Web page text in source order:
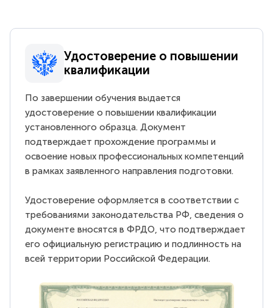
Удостоверение о повышении
квалификации
По завершении обучения выдается
удостоверение о повышении квалификации
установленного образца. Документ
подтверждает прохождение программы и
освоение новых профессиональных компетенций
в рамках заявленного направления подготовки.
Удостоверение оформляется в соответствии с
требованиями законодательства РФ, сведения о
документе вносятся в ФРДО, что подтверждает
его официальную регистрацию и подлинность на
всей территории Российской Федерации.